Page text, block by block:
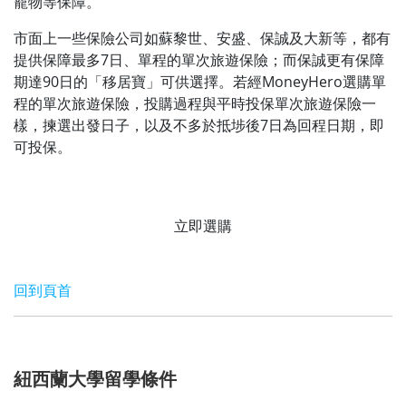
市面上一些保險公司如蘇黎世、安盛、保誠及大新等，都有
提供保障最多7日、單程的單次旅遊保險；而保誠更有保障
期達90日的「移居寶」可供選擇。若經MoneyHero選購單
程的單次旅遊保險，投購過程與平時投保單次旅遊保險一
樣，揀選出發日子，以及不多於抵埗後7日為回程日期，即
可投保。
立即選購
回到頁首
紐西蘭大學留學條件